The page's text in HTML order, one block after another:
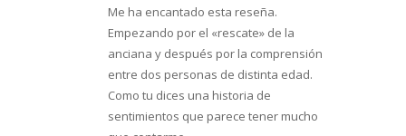
Me ha encantado esta reseña.
Empezando por el «rescate» de la
anciana y después por la comprensión
entre dos personas de distinta edad.
Como tu dices una historia de
sentimientos que parece tener mucho